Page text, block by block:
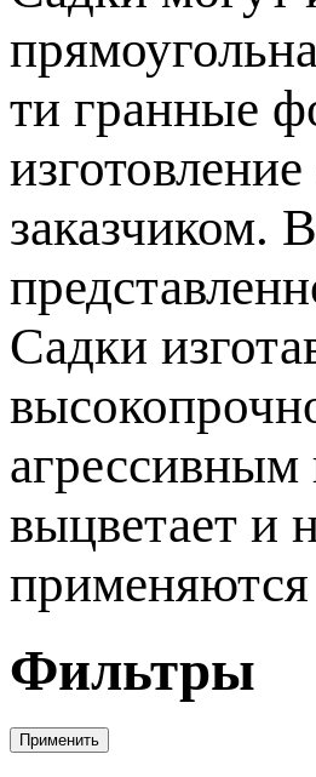
ти гранные
заказчиком.
Садки
агрессивным
выцветает и
Фильтры